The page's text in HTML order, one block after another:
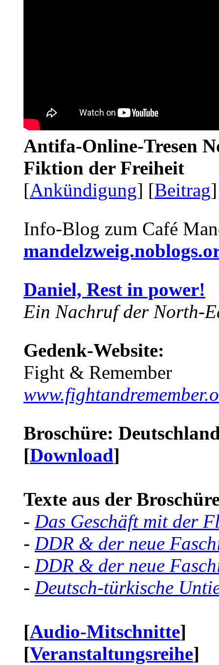
Antifa-Online-Tresen
Fiktion der Freiheit
[Ankündigung] [Beitrag
Info-Blog zum Café
Daniel, Rest in power!
Ein Nachruf der North-
Gedenk-Website:
Fight & Remember
Broschüre:
[Download]
Texte aus der
- Das Geschäft mit der
- DDR & der neue
- DDR & der neue
- Deutsch-türkische
[Audio-Mitschnitte]
[Veranstaltungsreihe]